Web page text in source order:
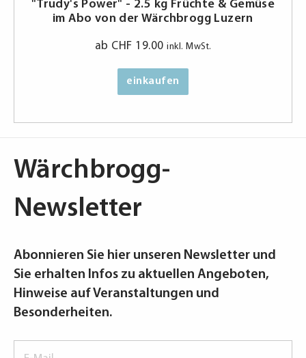
"Trudy's Power" - 2.5 kg Früchte & Gemüse
im Abo von der Wärchbrogg Luzern
ab CHF 19.00 inkl. MwSt.
einkaufen
Wärchbrogg-
Newsletter
Abonnieren Sie hier unseren Newsletter und
Sie erhalten Infos zu aktuellen Angeboten,
Hinweise auf Veranstaltungen und
Besonderheiten.